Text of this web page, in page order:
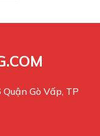
Gò Vấp, TP